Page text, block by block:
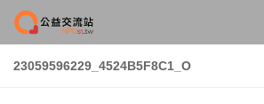
Skip to content
23059596229_4524B5F8C1_O